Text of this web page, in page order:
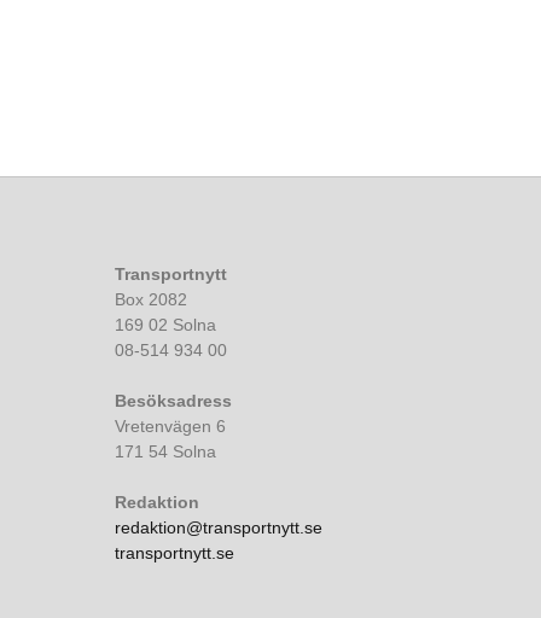
Transportnytt
Box 2082
169 02 Solna
08-514 934 00
Besöksadress
Vretenvägen 6
171 54 Solna
Redaktion
redaktion@transportnytt.se
transportnytt.se